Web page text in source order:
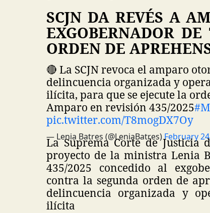
SCJN DA REVÉS A
EXGOBERNADOR
ORDEN DE
🔴 La SCJN revoca el amparo
delincuencia organizada y
ilícita, para que se ejecute la
Amparo en revisión 435/2025
pic.twitter.com/T8mogDX7Oy
— Lenia Batres (@LeniaBatres)February
La Suprema Corte de
proyecto de la ministra Lenia
435/2025 concedido al
contra la segunda orden de
delincuencia organizada y
ilícita